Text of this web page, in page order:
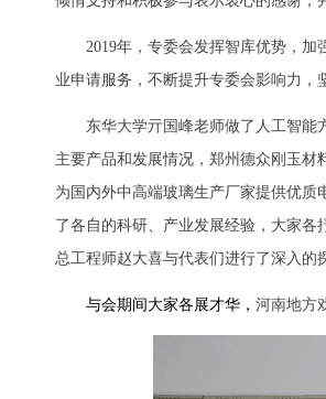
2019年，专委会发挥智库优势，加
业申请服务，不断提升专委会影响力
东华大学亓国峰老师做了人工智
主要产品和发展情况，郑州德众刚玉
为国内外中高端玻璃生产厂家提供优
了各自的科研、产业发展经验，大家
总工程师赵大喜与代表们进行了深入的
与会期间大家各展才华， 河南地方